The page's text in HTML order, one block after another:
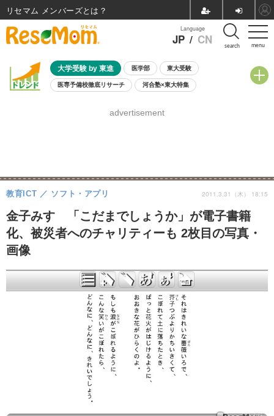
menu
Language
JP / CN search
大学受験 by 東進 医学部 東大受験
医専予備校徹底リサーチ 河合塾×東大特集
8月開催学校説明会・相談会
advertisement
金子みすゞ「こだまでしょうか」が電子書籍
化、被災者へのチャリティーも 2枚目の写真・
画像
教育ICT ソフト・アプリ 2011.3.31（木） 18:15
リセマム メンバーズ